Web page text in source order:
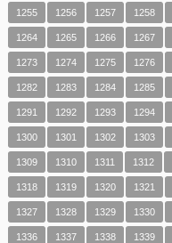
1255 1256 1257 1258
1264 1265 1266 1267
1273 1274 1275 1276
1282 1283 1284 1285
1291 1292 1293 1294
1300 1301 1302 1303
1309 1310 1311 1312
1318 1319 1320 1321
1327 1328 1329 1330
1336 1337 1338 1339